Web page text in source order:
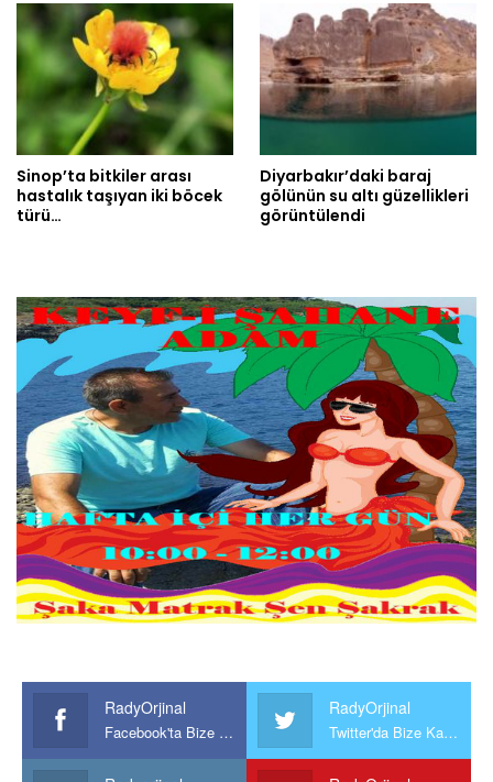
Sinop’ta bitkiler arası
hastalık taşıyan iki böcek
türü…
Diyarbakır’daki baraj
gölünün su altı güzellikleri
görüntülendi
RadyOrjinal
Facebook'ta Bize Katılın
RadyOrjinal
Twitter'da Bize Katılın